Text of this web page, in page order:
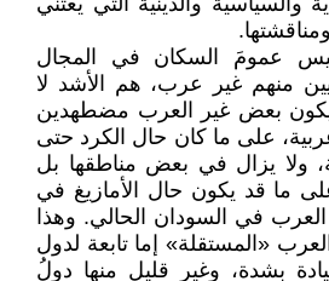
عمومَ السكان في المجال
منهم غير عرب، هم الأشد لا
بعض غير العرب مضطهدين
على ما كان حال الكرد حتى
يزال في بعض مناطقها بل
سوءاً[1]، وعلى ما قد يكون حال الأمازيغ في
العرب في السودان الحالي. وهذا
«المستقلة» إما تابعة لدول
بشدة، وغير قليلٍ منها دولُ